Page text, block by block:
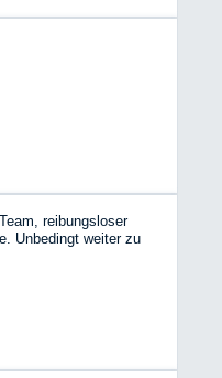
reibungsloser
Unbedingt weiter zu